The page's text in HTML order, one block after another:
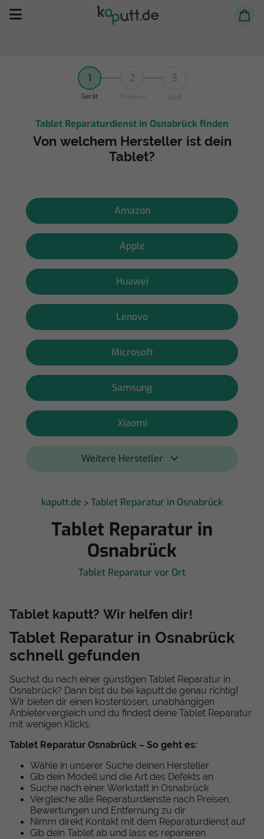
Selbst reparieren
Reparieren lassen
Shop
1
Gerät
2
Problem
3
Tablet Reparaturdienst in Osnabrück finden
Von welchem Hersteller ist dein
Tablet?
Amazon
Apple
Huawei
Lenovo
Microsoft
Samsung
Xiaomi
Weitere Hersteller
kaputt.de > Tablet Reparatur in Osnabrück
Tablet Reparatur in
Osnabrück
Tablet Reparatur vor Ort
Tablet kaputt? Wir helfen dir!
Tablet Reparatur in Osnabrück
schnell gefunden
Suchst du nach einer günstigen Tablet Reparatur in
Osnabrück? Dann bist du bei kaputt.de genau richtig!
Wir bieten dir einen kostenlosen, unabhängigen
Anbietervergleich und du findest deine Tablet Reparatur
mit wenigen Klicks.
Tablet Reparatur Osnabrück – So geht es:
Wähle in unserer Suche deinen Hersteller
Gib dein Modell und die Art des Defekts an
Suche nach einer Werkstatt in Osnabrück
Vergleiche alle Reparaturdienste nach Preisen,
Bewertungen und Entfernung zu dir
Nimm direkt Kontakt mit dem Reparaturdienst auf
Gib dein Tablet ab und lass es reparieren